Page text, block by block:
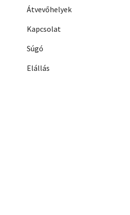
Átvevőhelyek
Kapcsolat
Súgó
Elállás